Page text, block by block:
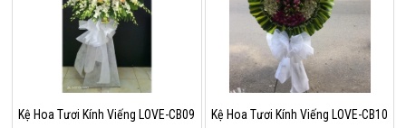
Kệ Hoa Tươi Kính Viếng LOVE-CB09 Kệ Hoa Tươi Kính Viếng LOVE-CB10